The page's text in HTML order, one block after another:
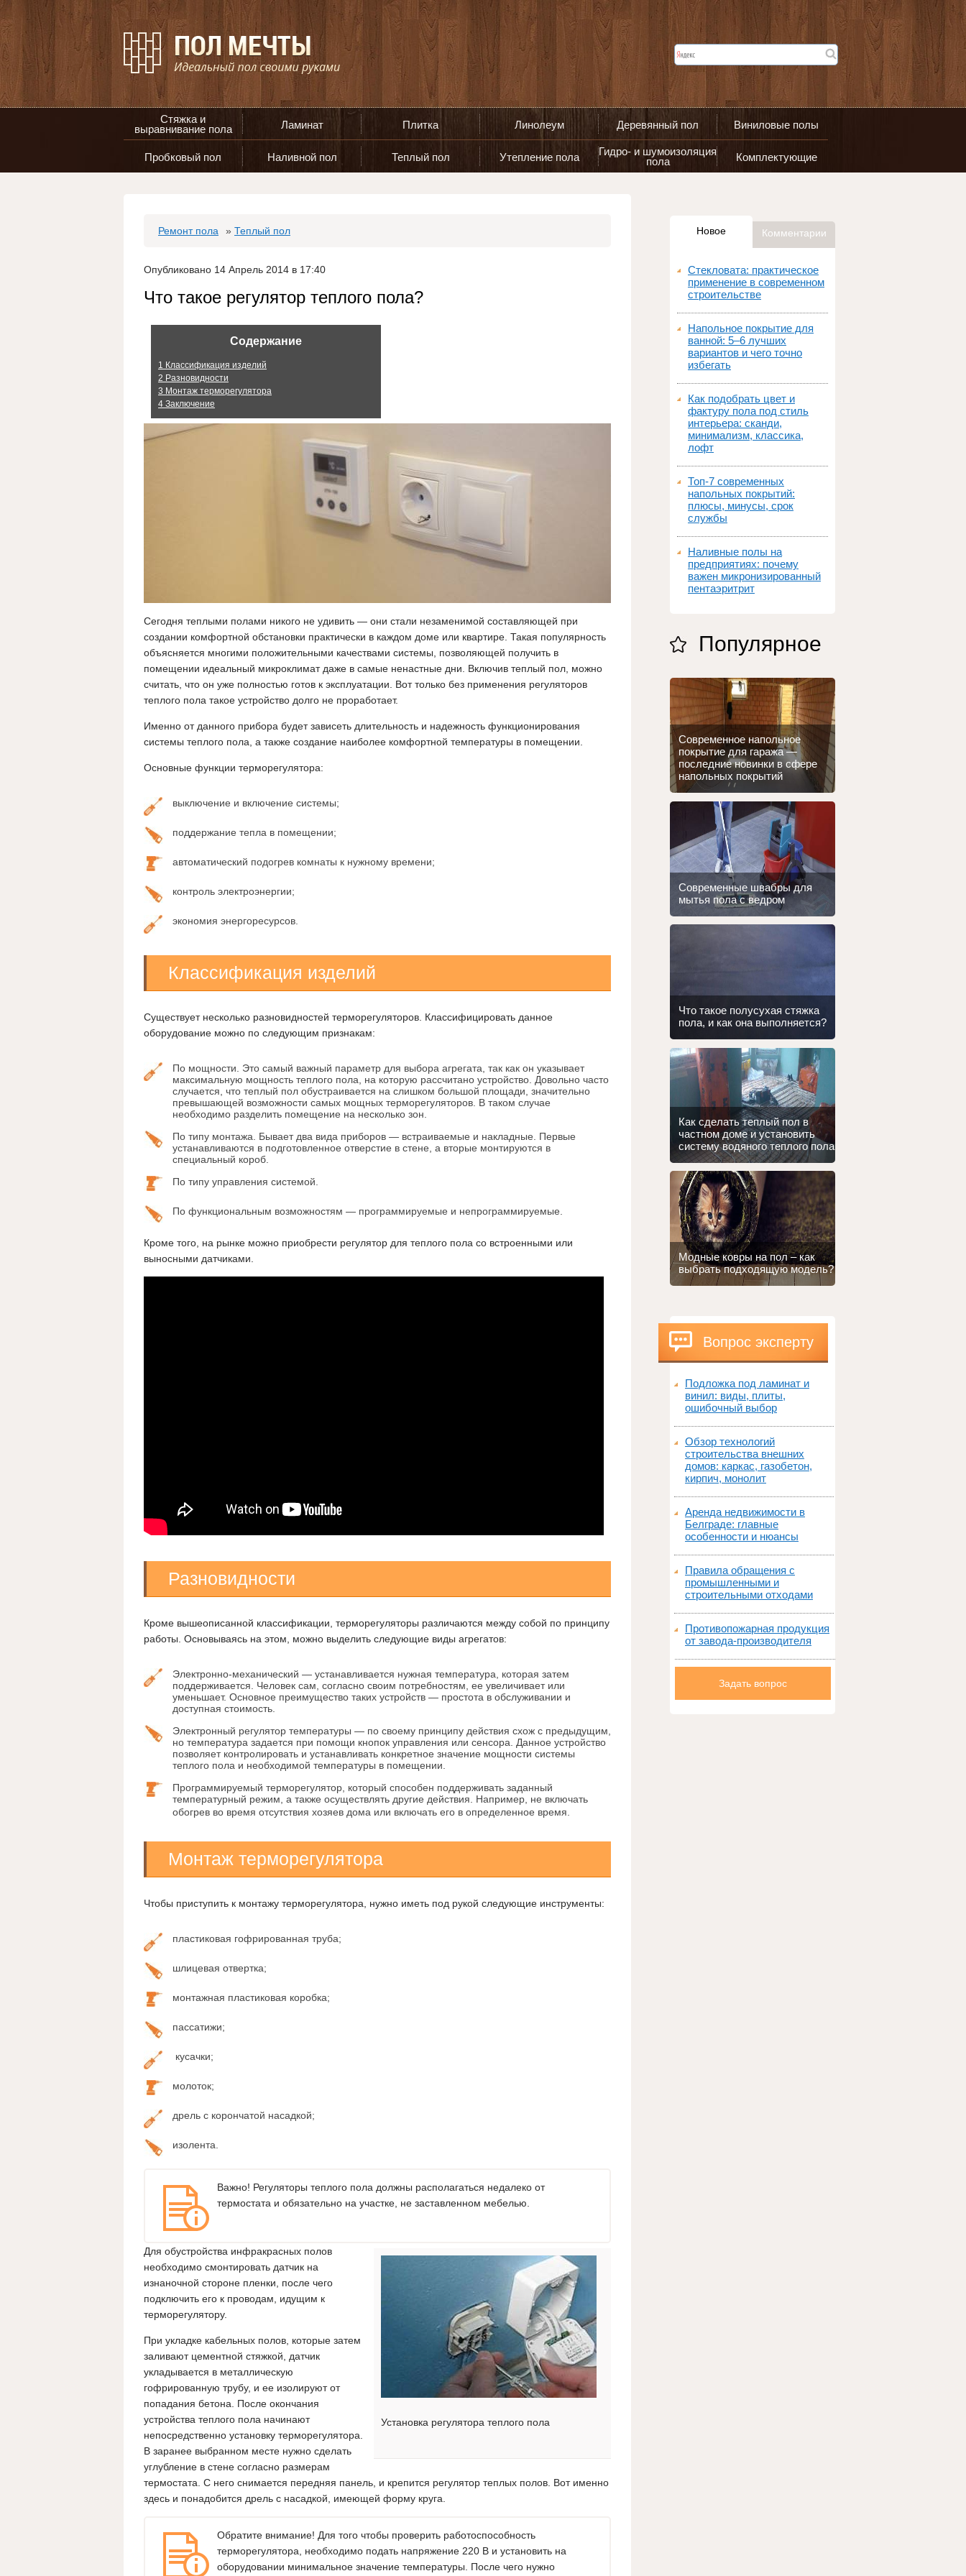
Стяжка и
выравнивание пола
Ламинат Плитка Линолеум Деревянный пол Виниловые полы
Пробковый пол Наливной пол Теплый пол Утепление пола
Гидро- и шумоизоляция
пола
Комплектующие
Ремонт пола » Теплый пол
Опубликовано 14 Апрель 2014 в 17:40
Что такое регулятор теплого пола?
Содержание
1 Классификация изделий
2 Разновидности
3 Монтаж терморегулятора
4 Заключение
Сегодня теплыми полами никого не удивить — они стали незаменимой составляющей при
создании комфортной обстановки практически в каждом доме или квартире. Такая популярность
объясняется многими положительными качествами системы, позволяющей получить в
помещении идеальный микроклимат даже в самые ненастные дни. Включив теплый пол, можно
считать, что он уже полностью готов к эксплуатации. Вот только без применения регуляторов
теплого пола такое устройство долго не проработает.
Именно от данного прибора будет зависеть длительность и надежность функционирования
системы теплого пола, а также создание наиболее комфортной температуры в помещении.
Основные функции терморегулятора:
выключение и включение системы;
поддержание тепла в помещении;
автоматический подогрев комнаты к нужному времени;
контроль электроэнергии;
экономия энергоресурсов.
Классификация изделий
Существует несколько разновидностей терморегуляторов. Классифицировать данное
оборудование можно по следующим признакам:
По мощности. Это самый важный параметр для выбора агрегата, так как он указывает
максимальную мощность теплого пола, на которую рассчитано устройство. Довольно часто
случается, что теплый пол обустраивается на слишком большой площади, значительно
превышающей возможности самых мощных терморегуляторов. В таком случае
необходимо разделить помещение на несколько зон.
По типу монтажа. Бывает два вида приборов — встраиваемые и накладные. Первые
устанавливаются в подготовленное отверстие в стене, а вторые монтируются в
специальный короб.
По типу управления системой.
По функциональным возможностям — программируемые и непрограммируемые.
Кроме того, на рынке можно приобрести регулятор для теплого пола со встроенными или
выносными датчиками.
Разновидности
Кроме вышеописанной классификации, терморегуляторы различаются между собой по принципу
работы. Основываясь на этом, можно выделить следующие виды агрегатов:
Электронно-механический — устанавливается нужная температура, которая затем
поддерживается. Человек сам, согласно своим потребностям, ее увеличивает или
уменьшает. Основное преимущество таких устройств — простота в обслуживании и
доступная стоимость.
Электронный регулятор температуры — по своему принципу действия схож с предыдущим,
но температура задается при помощи кнопок управления или сенсора. Данное устройство
позволяет контролировать и устанавливать конкретное значение мощности системы
теплого пола и необходимой температуры в помещении.
Программируемый терморегулятор, который способен поддерживать заданный
температурный режим, а также осуществлять другие действия. Например, не включать
обогрев во время отсутствия хозяев дома или включать его в определенное время.
Монтаж терморегулятора
Чтобы приступить к монтажу терморегулятора, нужно иметь под рукой следующие инструменты:
пластиковая гофрированная труба;
шлицевая отвертка;
монтажная пластиковая коробка;
пассатижи;
кусачки;
молоток;
дрель с корончатой насадкой;
изолента.
Важно! Регуляторы теплого пола должны располагаться недалеко от
термостата и обязательно на участке, не заставленном мебелью.
Установка регулятора теплого пола
Для обустройства инфракрасных полов
необходимо смонтировать датчик на
изнаночной стороне пленки, после чего
подключить его к проводам, идущим к
терморегулятору.
При укладке кабельных полов, которые затем
заливают цементной стяжкой, датчик
укладывается в металлическую
гофрированную трубу, и ее изолируют от
попадания бетона.
После окончания
устройства теплого пола начинают
непосредственно установку терморегулятора.
В заранее выбранном месте нужно сделать
углубление в стене согласно размерам
термостата. С него снимается передняя панель, и крепится регулятор теплых полов. Вот именно
здесь и понадобится дрель с насадкой, имеющей форму круга.
Обратите внимание! Для того чтобы проверить работоспособность
терморегулятора, необходимо подать напряжение 220 В и установить на
оборудовании минимальное значение температуры. После чего нужно
Новое Комментарии
Стекловата: практическое
применение в современном
строительстве
Напольное покрытие для
ванной: 5–6 лучших
вариантов и чего точно
избегать
Как подобрать цвет и
фактуру пола под стиль
интерьера: сканди,
минимализм, классика,
лофт
Топ‑7 современных
напольных покрытий:
плюсы, минусы, срок
службы
Наливные полы на
предприятиях: почему
важен микронизированный
пентаэритрит
Популярное
Современное напольное
покрытие для гаража —
последние новинки в сфере
напольных покрытий
Современные швабры для
мытья пола с ведром
Что такое полусухая стяжка
пола, и как она выполняется?
Как сделать теплый пол в
частном доме и установить
систему водяного теплого пола
Модные ковры на пол – как
выбрать подходящую модель?
Вопрос эксперту
Подложка под ламинат и
винил: виды, плиты,
ошибочный выбор
Обзор технологий
строительства внешних
домов: каркас, газобетон,
кирпич, монолит
Аренда недвижимости в
Белграде: главные
особенности и нюансы
Правила обращения с
промышленными и
строительными отходами
Противопожарная продукция
от завода-производителя
Задать вопрос